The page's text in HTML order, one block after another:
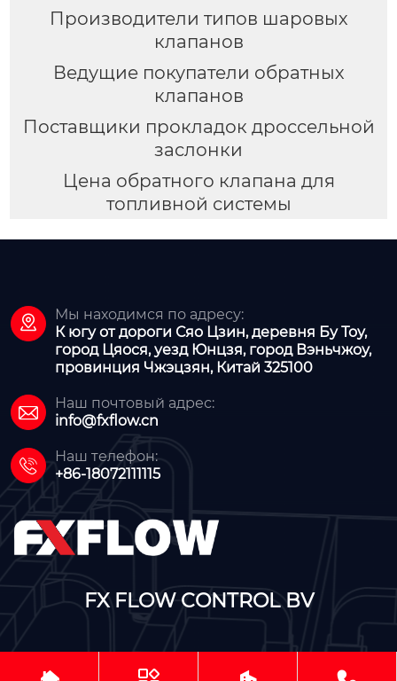
Производители типов шаровых
клапанов
Ведущие покупатели обратных
клапанов
Поставщики прокладок дроссельной
заслонки
Цена обратного клапана для
топливной системы

Мы находимся по адресу:
К югу от дороги Сяо Цзин, деревня Бу Тоу,
город Цяося, уезд Юнцзя, город Вэньчжоу,
провинция Чжэцзян, Китай 325100

Наш почтовый адрес:
info@fxflow.cn

Наш телефон:
+86-18072111115
FX FLOW CONTROL BV